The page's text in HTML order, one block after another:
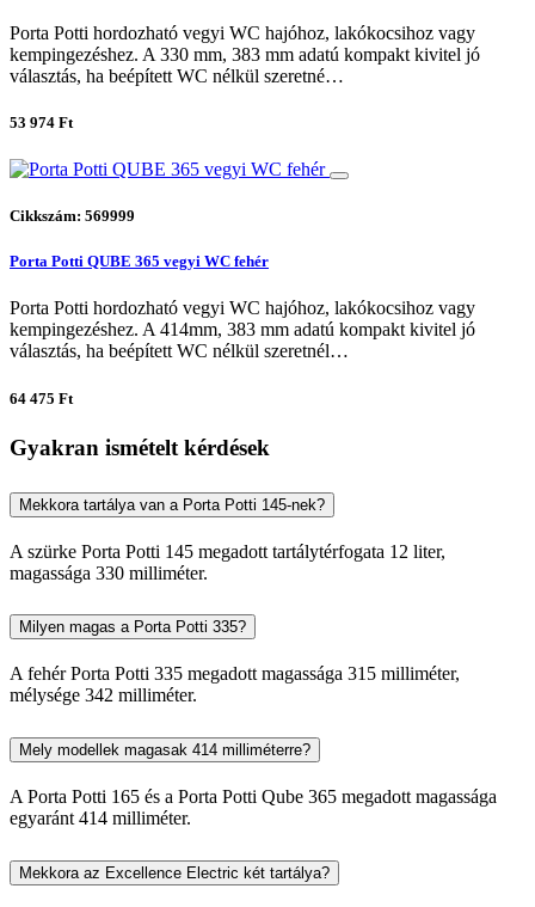
Porta Potti hordozható vegyi WC hajóhoz, lakókocsihoz vagy
kempingezéshez. A 330 mm, 383 mm adatú kompakt kivitel jó
választás, ha beépített WC nélkül szeretné…
53 974 Ft
Cikkszám: 569999
Porta Potti QUBE 365 vegyi WC fehér
Porta Potti hordozható vegyi WC hajóhoz, lakókocsihoz vagy
kempingezéshez. A 414mm, 383 mm adatú kompakt kivitel jó
választás, ha beépített WC nélkül szeretnél…
64 475 Ft
Gyakran ismételt kérdések
Mekkora tartálya van a Porta Potti 145-nek?
A szürke Porta Potti 145 megadott tartálytérfogata 12 liter,
magassága 330 milliméter.
Milyen magas a Porta Potti 335?
A fehér Porta Potti 335 megadott magassága 315 milliméter,
mélysége 342 milliméter.
Mely modellek magasak 414 milliméterre?
A Porta Potti 165 és a Porta Potti Qube 365 megadott magassága
egyaránt 414 milliméter.
Mekkora az Excellence Electric két tartálya?